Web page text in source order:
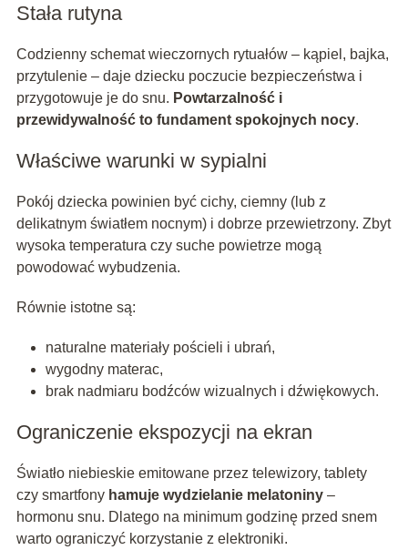
Stała rutyna
Codzienny schemat wieczornych rytuałów – kąpiel, bajka,
przytulenie – daje dziecku poczucie bezpieczeństwa i
przygotowuje je do snu. Powtarzalność i
przewidywalność to fundament spokojnych nocy.
Właściwe warunki w sypialni
Pokój dziecka powinien być cichy, ciemny (lub z
delikatnym światłem nocnym) i dobrze przewietrzony. Zbyt
wysoka temperatura czy suche powietrze mogą
powodować wybudzenia.
Równie istotne są:
naturalne materiały pościeli i ubrań,
wygodny materac,
brak nadmiaru bodźców wizualnych i dźwiękowych.
Ograniczenie ekspozycji na ekran
Światło niebieskie emitowane przez telewizory, tablety
czy smartfony hamuje wydzielanie melatoniny–
hormonu snu. Dlatego na minimum godzinę przed snem
warto ograniczyć korzystanie z elektroniki.